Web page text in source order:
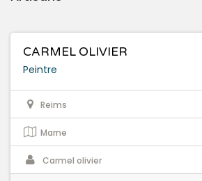
CARMEL OLIVIER
Peintre
Reims
Marne
Carmel olivier